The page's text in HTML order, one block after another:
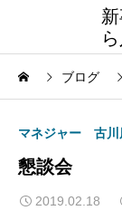
ブログ
マネジャー 古川
懇談会
2019.02.18